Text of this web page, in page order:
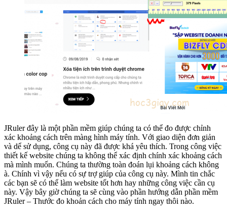
JRuler đây là một phần mềm giúp chúng ta có thể đo được chỉnh
xác khoảng cách trên màng hình máy tính. Với giao diện đơn giản
và dể sử dụng, công cụ này đã được khá yêu thích. Trong công việc
thiết kế website chúng ta không thể xác định chính xác khoảng cách
mà mình muốn. Chúng ta thường toàn đoán lụi khoảng cách không
à. Chính vì vậy nếu có sự trợ giúp của công cụ này. Mình tin chắc
các bạn sẽ có thể làm website tốt hơn hay những công việc cần cụ
này. Vậy bây giờ chúng ta sẽ cùng vào phần hướng dẫn phần mềm
JRuler – Thước đo khoản cách cho máy tính ngay thôi nào.